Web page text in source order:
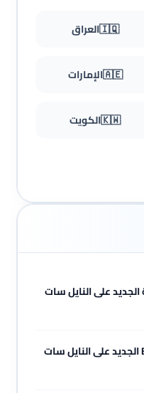
🇮🇶العراق
🇦🇪الإمارات
🇰🇼الكويت
الجديد على النايل سات
تردد قناة بغداد Baghdad TV الجديد على النايل سات